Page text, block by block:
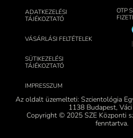
ADATKEZELÉSI
TÁJÉKOZTATÓ
VÁSÁRLÁSI FELTÉTELEK
SÜTIKEZELÉSI
TÁJÉKOZTATÓ
IMPRESSZUM
OTP
Az oldalt üzemelteti: Szcientológia
1138 Budapest,
Copyright © 2025 SZE Központi
fenntartva.